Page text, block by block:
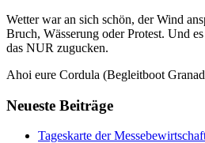
Wetter war an sich schön, der Wind
Bruch, Wässerung oder Protest. Und
das NUR zugucken.
Ahoi eure Cordula (Begleitboot
Neueste Beiträge
Tageskarte der